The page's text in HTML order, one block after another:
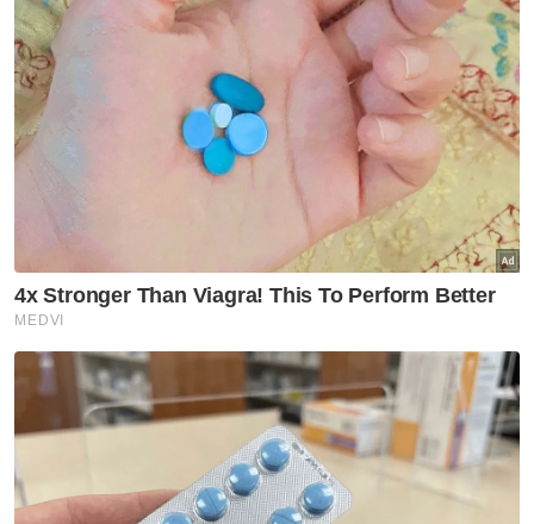
Semasa
Dua remaja ditahan, motosikal
guna nombor pendaftaran
palsu milik kereta BMW
Semasa
Seorang rakyat Malaysia maut,
rakan parah kemalangan di
Semasa
PDRM nafi hantaran tular papar
Timbalan Ketua Polis Negara